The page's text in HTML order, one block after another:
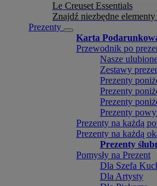
Le Creuset Essentials
Znajdź niezbędne
Prezenty
Karta
Przewodnik po
Nasze
Zestawy
Prezenty
Prezenty
Prezenty
Prezenty
Prezenty na każdą
Prezenty na każdą
Prezenty
Pomysły na Prezent
Dla Szefa
Dla Artysty